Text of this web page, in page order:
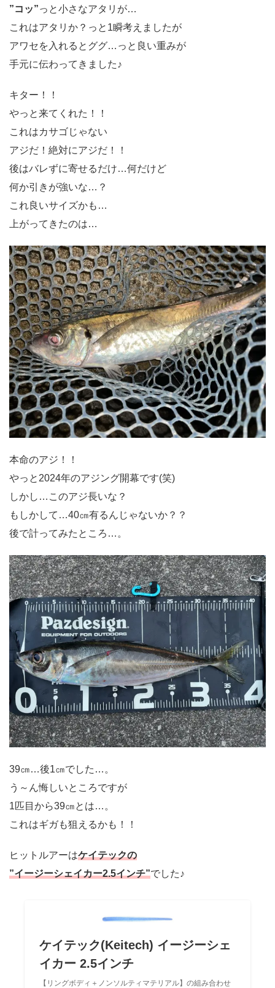
”コッ”っと小さなアタリが…
これはアタリか？っと1瞬考えましたが
アワセを入れるとググ…っと良い重みが
手元に伝わってきました♪
キター！！
やっと来てくれた！！
これはカサゴじゃない
アジだ！絶対にアジだ！！
後はバレずに寄せるだけ…何だけど
何か引きが強いな…？
これ良いサイズかも…
上がってきたのは…
本命のアジ！！
やっと2024年のアジング開幕です(笑)
しかし…このアジ長いな？
もしかして…40㎝有るんじゃないか？？
後で計ってみたところ…。
39㎝…後1㎝でした…。
う～ん悔しいところですが
1匹目から39㎝とは…。
これはギガも狙えるかも！！
ヒットルアーはケイテックの
”イージーシェイカー2.5インチ”でした♪
ケイテック(Keitech) イージーシェ
イカー 2.5インチ
【リングボディ＋ノンソルティマテリアル】の組み合わせ